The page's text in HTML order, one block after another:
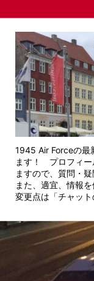
1945 Air Forceの最
ます！ プロフィー
ますので、質問・
また、適宜、情報
変更点は「チャット